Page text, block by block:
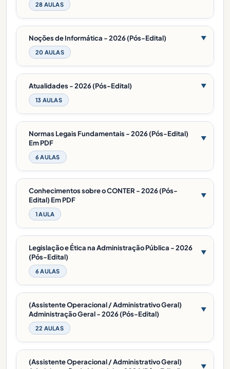
28 AULAS
Noções de Informática - 2026 (Pós-Edital)
20 AULAS
▼
Atualidades - 2026 (Pós-Edital)
13 AULAS
▼
Normas Legais Fundamentais - 2026 (Pós-Edital)
Em PDF
6 AULAS
▼
Conhecimentos sobre o CONTER - 2026 (Pós-
Edital) Em PDF
1 AULA
▼
Legislação e Ética na Administração Pública - 2026
(Pós-Edital)
6 AULAS
▼
(Assistente Operacional / Administrativo Geral)
Administração Geral - 2026 (Pós-Edital)
22 AULAS
▼
(Assistente Operacional / Administrativo Geral)
▼